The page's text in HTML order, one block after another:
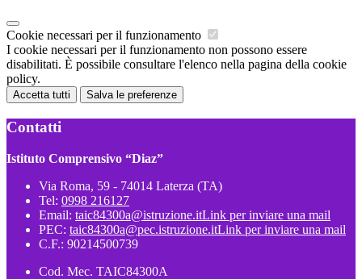
Cookie necessari per il funzionamento
I cookie necessari per il funzionamento non possono essere
disabilitati. È possibile consultare l'elenco nella pagina della cookie
policy.
Accetta tutti Salva le preferenze
Contatti
Istituto Comprensivo “Diaz”
Via Roma, 59 - 74014 Laterza (TA)
Tel: 0998 216127
Email: taic84300a@istruzione.itLink per inviare una mail
PEC: taic84300a@pec.istruzione.itLink per inviare una mail
C.F.: 90214500739
Cod. Mec. TAIC84300A